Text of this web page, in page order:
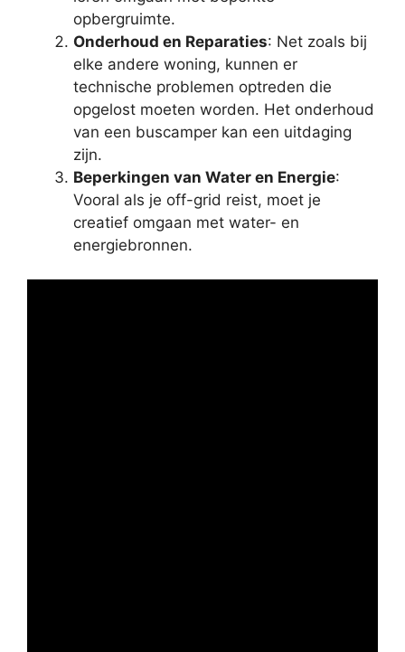
opbergruimte.
Onderhoud en Reparaties: Net zoals bij
elke andere woning, kunnen er
technische problemen optreden die
opgelost moeten worden. Het onderhoud
van een buscamper kan een uitdaging
zijn.
Beperkingen van Water en Energie:
Vooral als je off-grid reist, moet je
creatief omgaan met water- en
energiebronnen.